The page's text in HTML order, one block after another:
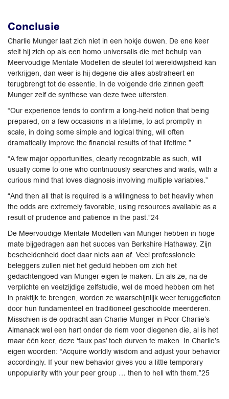
Conclusie
Charlie Munger laat zich niet in een hokje duwen. De ene keer
stelt hij zich op als een homo universalis die met behulp van
Meervoudige Mentale Modellen de sleutel tot wereldwijsheid kan
verkrijgen, dan weer is hij degene die alles abstraheert en
terugbrengt tot de essentie. In de volgende drie zinnen geeft
Munger zelf de synthese van deze twee uitersten.
“Our experience tends to confirm a long-held notion that being
prepared, on a few occasions in a lifetime, to act promptly in
scale, in doing some simple and logical thing, will often
dramatically improve the financial results of that lifetime.”
“A few major opportunities, clearly recognizable as such, will
usually come to one who continuously searches and waits, with a
curious mind that loves diagnosis involving multiple variables.”
“And then all that is required is a willingness to bet heavily when
the odds are extremely favorable, using resources available as a
result of prudence and patience in the past.”24
De Meervoudige Mentale Modellen van Munger hebben in hoge
mate bijgedragen aan het succes van Berkshire Hathaway. Zijn
bescheidenheid doet daar niets aan af. Veel professionele
beleggers zullen niet het geduld hebben om zich het
gedachtengoed van Munger eigen te maken. En als ze, na de
verplichte en veelzijdige zelfstudie, wel de moed hebben om het
in praktijk te brengen, worden ze waarschijnlijk weer teruggefloten
door hun fundamenteel en traditioneel geschoolde meerderen.
Misschien is de opdracht aan Charlie Munger in Poor Charlie’s
Almanack wel een hart onder de riem voor diegenen die, al is het
maar één keer, deze ‘faux pas’ toch durven te maken. In Charlie’s
eigen woorden: “Acquire worldly wisdom and adjust your behavior
accordingly. If your new behavior gives you a little temporary
unpopularity with your peer group … then to hell with them.”25